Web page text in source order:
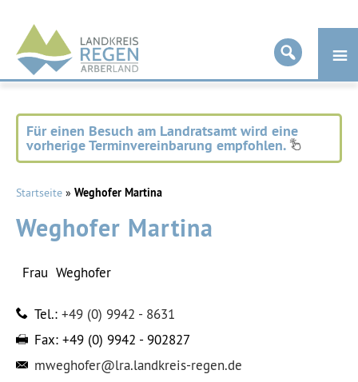
Landkreis
Regen
Für einen Besuch am Landratsamt wird eine
vorherige Terminvereinbarung empfohlen.
Startseite » Weghofer Martina
Weghofer Martina
Frau Weghofer
Tel.: +49 (0) 9942 - 8631
Fax: +49 (0) 9942 - 902827
mweghofer@lra.landkreis-regen.de